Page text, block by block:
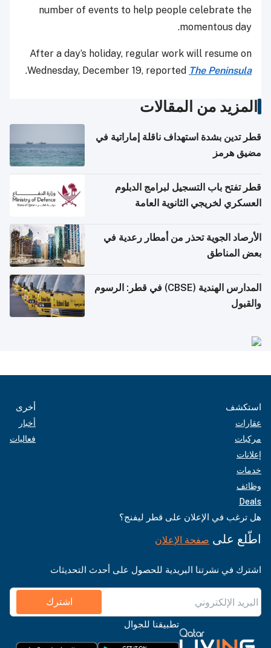
number of events to help people celebrate the
momentous day.
After a day’s holiday, regular work will resume on
Wednesday, December 19, reported The Peninsula
.
المزيد من المقالات
قطر تدين بشدة استهداف ناقلة إماراتية في
مضيق هرمز
قطر تفتح باب التسجيل لبرامج الدبلوم
العسكري لخريجي الثانوية العامة
الأرصاد الجوية تحذر من أمطار رعدية في
بعض المناطق
المدارس الهندية (CBSE) في قطر: الرسوم
والقبول
استكشف
عقارات
مركبات
إعلانات
خدمات
وظائف
Deals
أخرى
أخبار
فعاليات
هل ترغب في الإعلان على قطر ليفنج؟
اطّلع على صفحة الإعلان
اشترك في نشرتنا البريدية للحصول على أحدث التحديثات
اشترك
تطبيقنا للجوال